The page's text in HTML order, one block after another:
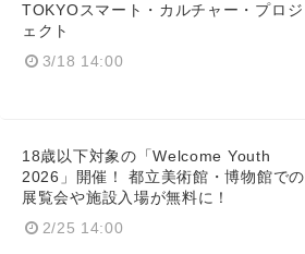
TOKYOスマート・カルチャー・プロジ
ェクト
3/18 14:00
18歳以下対象の「Welcome Youth
2026」開催！ 都立美術館・博物館での
展覧会や施設入場が無料に！
2/25 14:00